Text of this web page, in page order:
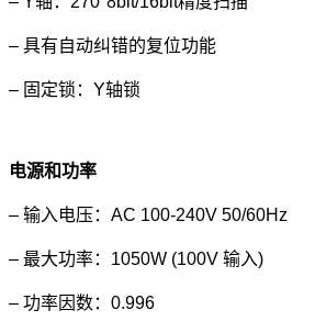
– 具有自动纠错的复位功能
– 固定锁：Y轴锁
电源和功率
– 输入电压：AC 100-240V 50/60Hz
– 最大功率：1050W (100V 输入)
– 功率因数：0.996